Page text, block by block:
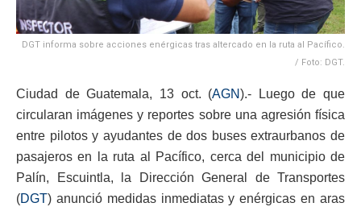
DGT informa sobre acciones enérgicas tras altercado en la ruta al Pacífico.
/ Foto: DGT.
Ciudad de Guatemala, 13 oct. (AGN).- Luego de que
circularan imágenes y reportes sobre una agresión física
entre pilotos y ayudantes de dos buses extraurbanos de
pasajeros en la ruta al Pacífico, cerca del municipio de
Palín, Escuintla, la Dirección General de Transportes
(DGT) anunció medidas inmediatas y enérgicas en aras